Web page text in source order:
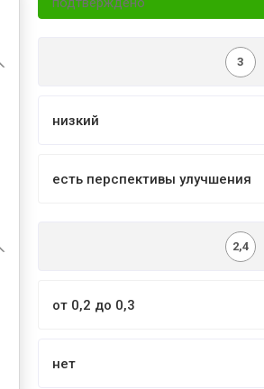
3
низкий
есть перспективы улучшения
2,4
от 0,2 до 0,3
нет